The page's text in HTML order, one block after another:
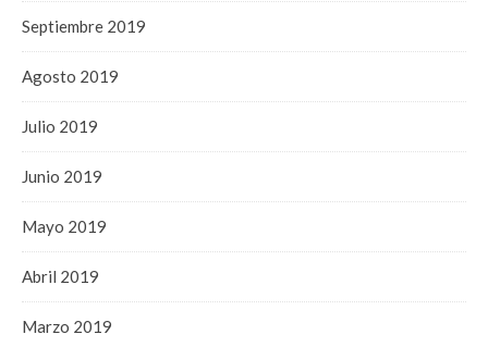
Septiembre 2019
Agosto 2019
Julio 2019
Junio 2019
Mayo 2019
Abril 2019
Marzo 2019